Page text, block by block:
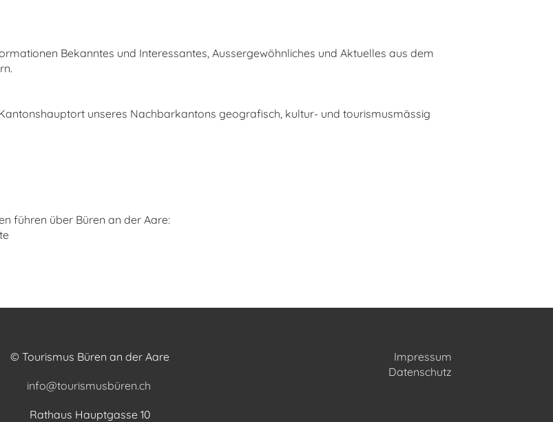
Bekanntes und Interessantes, Aussergewöhnliches und Aktuelles aus dem
unseres Nachbarkantons geografisch, kultur- und tourismusmässig
führen über Büren an der Aare:
© Tourismus Büren an der Aare
info@tourismusbüren.ch
Rathaus Hauptgasse 10
Impressum
Datenschutz